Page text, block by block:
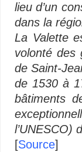
lieu d’un
dans la
La Valette
volonté des
de Saint-
de 1530 à
bâtiments
l’UNESCO)
[Source]